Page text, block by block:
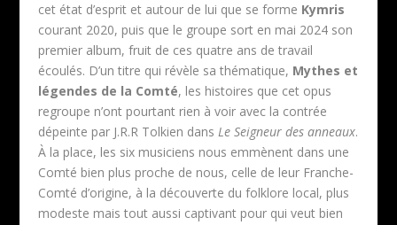
cet état d’esprit et autour de lui que se forme Kymris
courant 2020, puis que le groupe sort en mai 2024 son
premier album, fruit de ces quatre ans de travail
écoulés. D’un titre qui révèle sa thématique, Mythes et
légendes de la Comté, les histoires que cet opus
regroupe n’ont pourtant rien à voir avec la contrée
dépeinte par J.R.R Tolkien dans Le Seigneur des anneaux.
À la place, les six musiciens nous emmènent dans une
Comté bien plus proche de nous, celle de leur Franche-
Comté d’origine, à la découverte du folklore local, plus
modeste mais tout aussi captivant pour qui veut bien